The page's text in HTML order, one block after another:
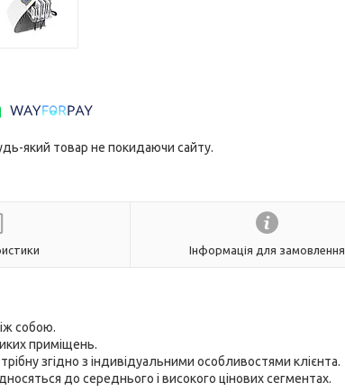
який товар не покидаючи сайту.
Інформація для замовлення
собою.
приміщень.
згідно з індивідуальними особливостями клієнта.
до середнього і високого цінових сегментах.